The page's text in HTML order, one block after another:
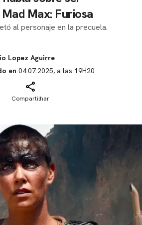
Max: Furiosa
al personaje en la precuela.
Lopez Aguirre
en 04.07.2025, a las 19H20
Compartilhar